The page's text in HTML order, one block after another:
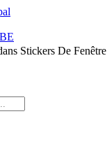
Stickers De Fenêtre